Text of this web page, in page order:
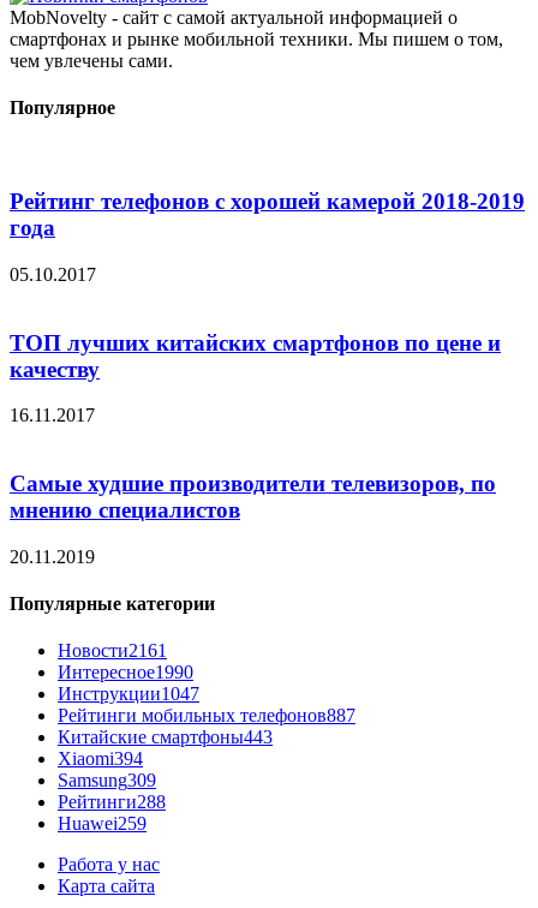
MobNovelty - сайт с самой актуальной информацией о
смартфонах и рынке мобильной техники. Мы пишем о том,
чем увлечены сами.
Популярное
Рейтинг телефонов с хорошей камерой 2018-2019
года
05.10.2017
ТОП лучших китайских смартфонов по цене и
качеству
16.11.2017
Самые худшие производители телевизоров, по
мнению специалистов
20.11.2019
Популярные категории
Новости2161
Интересное1990
Инструкции1047
Рейтинги мобильных телефонов887
Китайские смартфоны443
Xiaomi394
Samsung309
Рейтинги288
Huawei259
Работа у нас
Карта сайта